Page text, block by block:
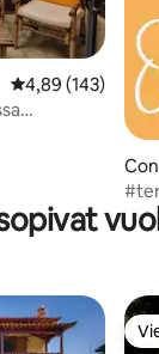
Keskimääräinen
4,89 (143)